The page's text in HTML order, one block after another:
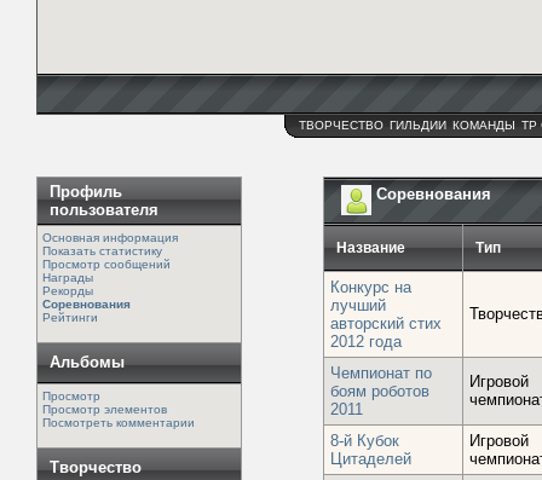
ТВОРЧЕСТВО ГИЛЬДИИ КОМАНДЫ ТР
Профиль
пользователя
Основная информация
Показать статистику
Просмотр сообщений
Награды
Рекорды
Соревнования
Рейтинги
Альбомы
Просмотр
Просмотр элементов
Посмотреть комментарии
Творчество
Соревнования
Название Тип
Конкурс на
лучший
авторский стих
2012 года
Чемпионат по
боям роботов
2011
Игровой
8-й Кубок
Цитаделей
Игровой